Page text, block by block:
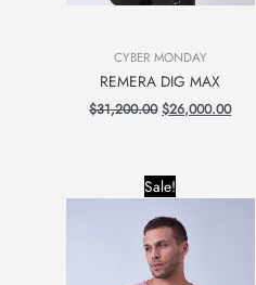
CYBER MONDAY
REMERA DIG MAX
$31,200.00 $26,000.00
Sale!Original
price
was:
$28,000.00.
price